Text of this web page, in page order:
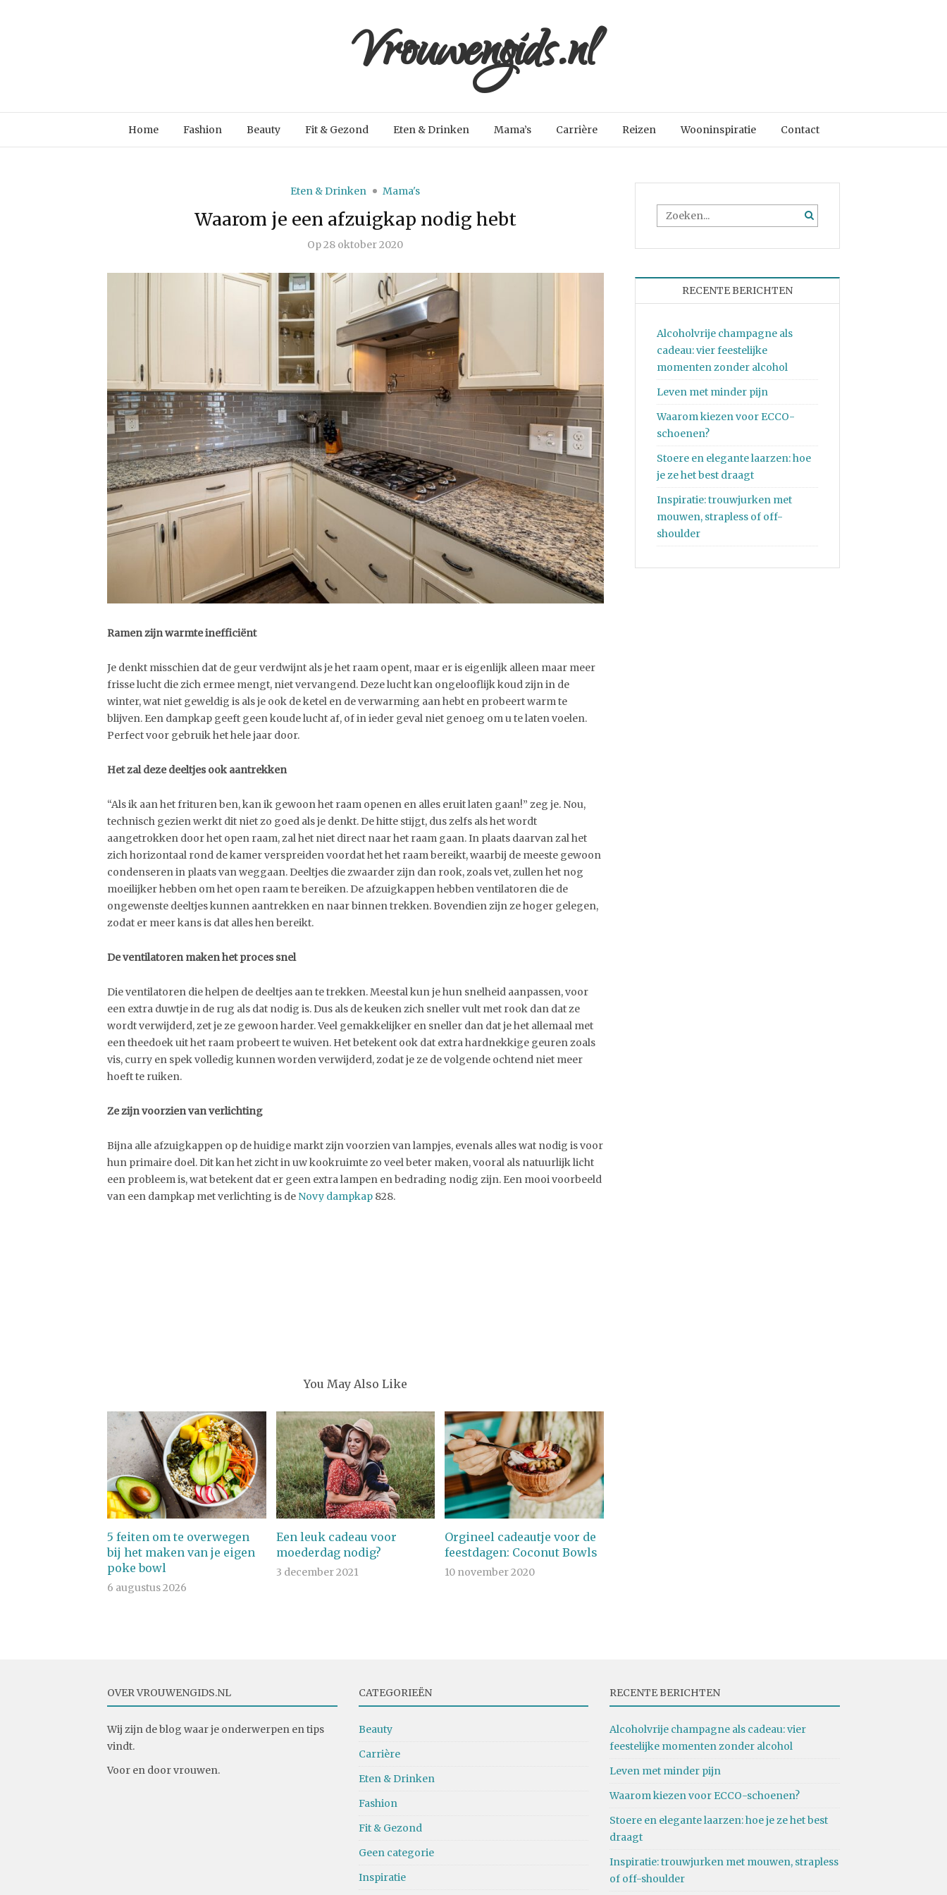
Vrouwengids.nl
Home Fashion Beauty Fit & Gezond Eten & Drinken Mama’s Carrière Reizen Wooninspiratie Contact
Eten & Drinken Mama's
Waarom je een afzuigkap nodig hebt
Op28 oktober 2020
Ramen zijn warmte inefficiënt
Je denkt misschien dat de geur verdwijnt als je het raam opent, maar er is eigenlijk alleen maar meer
frisse lucht die zich ermee mengt, niet vervangend. Deze lucht kan ongelooflijk koud zijn in de
winter, wat niet geweldig is als je ook de ketel en de verwarming aan hebt en probeert warm te
blijven. Een dampkap geeft geen koude lucht af, of in ieder geval niet genoeg om u te laten voelen.
Perfect voor gebruik het hele jaar door.
Het zal deze deeltjes ook aantrekken
“Als ik aan het frituren ben, kan ik gewoon het raam openen en alles eruit laten gaan!” zeg je. Nou,
technisch gezien werkt dit niet zo goed als je denkt. De hitte stijgt, dus zelfs als het wordt
aangetrokken door het open raam, zal het niet direct naar het raam gaan. In plaats daarvan zal het
zich horizontaal rond de kamer verspreiden voordat het het raam bereikt, waarbij de meeste gewoon
condenseren in plaats van weggaan. Deeltjes die zwaarder zijn dan rook, zoals vet, zullen het nog
moeilijker hebben om het open raam te bereiken. De afzuigkappen hebben ventilatoren die de
ongewenste deeltjes kunnen aantrekken en naar binnen trekken. Bovendien zijn ze hoger gelegen,
zodat er meer kans is dat alles hen bereikt.
De ventilatoren maken het proces snel
Die ventilatoren die helpen de deeltjes aan te trekken. Meestal kun je hun snelheid aanpassen, voor
een extra duwtje in de rug als dat nodig is. Dus als de keuken zich sneller vult met rook dan dat ze
wordt verwijderd, zet je ze gewoon harder. Veel gemakkelijker en sneller dan dat je het allemaal met
een theedoek uit het raam probeert te wuiven. Het betekent ook dat extra hardnekkige geuren zoals
vis, curry en spek volledig kunnen worden verwijderd, zodat je ze de volgende ochtend niet meer
hoeft te ruiken.
Ze zijn voorzien van verlichting
Bijna alle afzuigkappen op de huidige markt zijn voorzien van lampjes, evenals alles wat nodig is voor
hun primaire doel. Dit kan het zicht in uw kookruimte zo veel beter maken, vooral als natuurlijk licht
een probleem is, wat betekent dat er geen extra lampen en bedrading nodig zijn. Een mooi voorbeeld
van een dampkap met verlichting is de Novy dampkap 828.
You May Also Like
5 feiten om te overwegen
bij het maken van je eigen
poke bowl
6 augustus 2026
Een leuk cadeau voor
moederdag nodig?
3 december 2021
Orgineel cadeautje voor de
feestdagen: Coconut Bowls
10 november 2020
RECENTE BERICHTEN
Alcoholvrije champagne als
cadeau: vier feestelijke
momenten zonder alcohol
Leven met minder pijn
Waarom kiezen voor ECCO-
schoenen?
Stoere en elegante laarzen: hoe
je ze het best draagt
Inspiratie: trouwjurken met
mouwen, strapless of off-
shoulder
OVER VROUWENGIDS.NL
Wij zijn de blog waar je onderwerpen en tips
vindt.
Voor en door vrouwen.
CATEGORIEËN
Beauty
Carrière
Eten & Drinken
Fashion
Fit & Gezond
Geen categorie
Inspiratie
RECENTE BERICHTEN
Alcoholvrije champagne als cadeau: vier
feestelijke momenten zonder alcohol
Leven met minder pijn
Waarom kiezen voor ECCO-schoenen?
Stoere en elegante laarzen: hoe je ze het best
draagt
Inspiratie: trouwjurken met mouwen, strapless
of off-shoulder